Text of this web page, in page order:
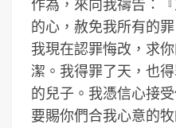
作為，來向我禱告：
的心，赦免我所有的
我現在認罪悔改，求
潔。我得罪了天，也
的兒子。我憑信心接
要賜你們合我心意的